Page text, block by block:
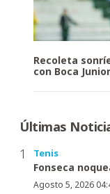
Recoleta
con Boca
Últimas
Tenis
Fonseca
Agosto 5, 2026